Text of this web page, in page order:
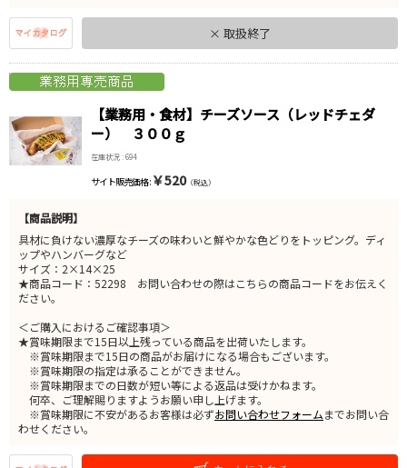
× 取扱終了
【業務用・食材】チーズソース（レッドチェダ
ー） ３００ｇ
在庫状況 : 694
サイト販売価格 : ￥520（税込）
【商品説明】
具材に負けない濃厚なチーズの味わいと鮮やかな色どりをトッピング。ディ
ップやハンバーグなど
サイズ：2×14×25
★商品コード：52298 お問い合わせの際はこちらの商品コードをお伝えく
ださい。
＜ご購入におけるご確認事項＞
★賞味期限まで15日以上残っている商品を出荷いたします。
※賞味期限まで15日の商品がお届けになる場合もございます。
※賞味期限の指定は承ることができません。
※賞味期限までの日数が短い等による返品は受けかねます。
何卒、ご理解賜りますようお願い申し上げます。
※賞味期限に不安があるお客様は必ずお問い合わせフォームまでお問い合
わせください。